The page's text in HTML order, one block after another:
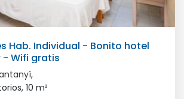
Hab. Individual - Bonito hotel
- Wifi gratis
10 m²